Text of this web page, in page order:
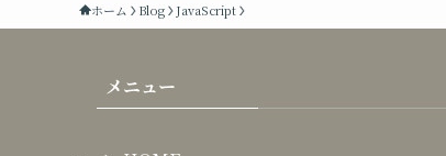
ホーム Blog JavaScript
メニュー